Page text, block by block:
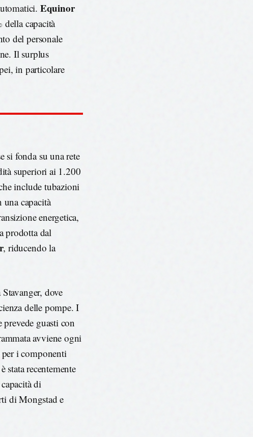
Equinor
della capacità
del personale
Il surplus
in particolare
si fonda su una rete
superiori ai 1.200
include tubazioni
capacità
energetica,
prodotta dal
, riducendo la
dove
delle pompe. I
guasti con
avviene ogni
i componenti
recentemente
di
di Mongstad e